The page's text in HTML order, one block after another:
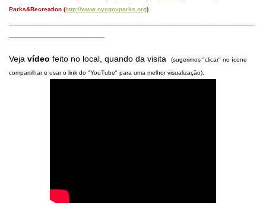
Parks&Recreation (http://www.nycgovparks.org)
Veja vídeo feito no local, quando da visita
(sugerimos "clicar" no ícone
compartilhar e usar o link do "YouTube" para uma melhor visualização).